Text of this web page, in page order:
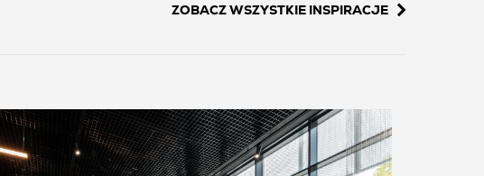
ZOBACZ WSZYSTKIE INSPIRACJE